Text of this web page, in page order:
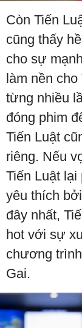
Còn Tiến
cũng thấy
cho sự
làm nền
từng nhiều
đóng phim
Tiến Luật
riêng. Nếu
Tiến Luật
yêu thích
đây nhất,
hot với sự
chương
Gai.